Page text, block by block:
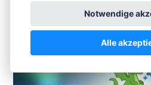
Notwendige
Alle